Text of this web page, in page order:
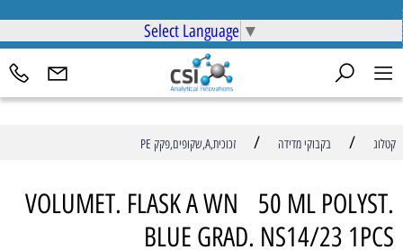
Select Language ▼
קטלוג / בקבוקי מדידה / זכוכית,A,שקופים,פקק PE
VOLUMET. FLASK A WN 50 ML POLYST.
BLUE GRAD. NS14/23 1PCS